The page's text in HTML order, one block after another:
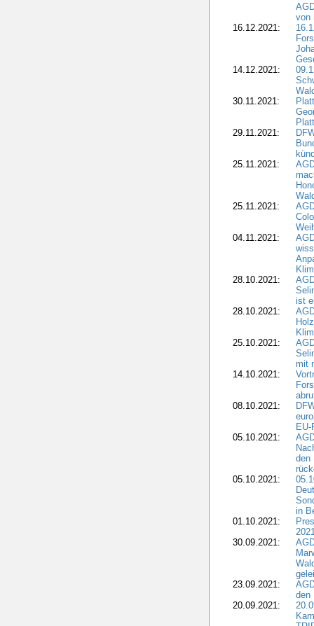
von
16.12.2021:
14.12.2021:
30.11.2021:
29.11.2021:
25.11.2021:
25.11.2021:
04.11.2021:
28.10.2021:
ist
28.10.2021:
25.10.2021:
mit
14.10.2021:
08.10.2021:
05.10.2021:
den
05.10.2021:
in
01.10.2021:
30.09.2021:
23.09.2021:
den
20.09.2021: